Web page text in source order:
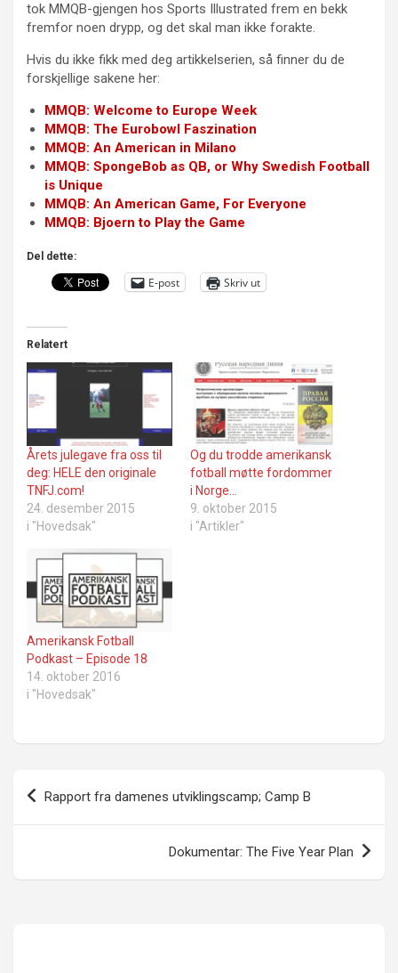
tok MMQB-gjengen hos Sports Illustrated frem en bekk
fremfor noen drypp, og det skal man ikke forakte.
Hvis du ikke fikk med deg artikkelserien, så finner du de
forskjellige sakene her:
MMQB: Welcome to Europe Week
MMQB: The Eurobowl Faszination
MMQB: An American in Milano
MMQB: SpongeBob as QB, or Why Swedish Football
is Unique
MMQB: An American Game, For Everyone
MMQB: Bjoern to Play the Game
Del dette:
E-post Skriv ut
Relatert
Årets julegave fra oss til
deg: HELE den originale
TNFJ.com!
24. desember 2015
i "Hovedsak"
Og du trodde amerikansk
fotball møtte fordommer
i Norge…
9. oktober 2015
i "Artikler"
Amerikansk Fotball
Podkast – Episode 18
14. oktober 2016
i "Hovedsak"
Innleggsnavigasjon
Rapport fra damenes utviklingscamp; Camp B
Dokumentar: The Five Year Plan